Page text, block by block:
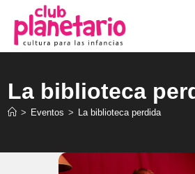
contenido
La biblioteca
> Eventos > La biblioteca perdida